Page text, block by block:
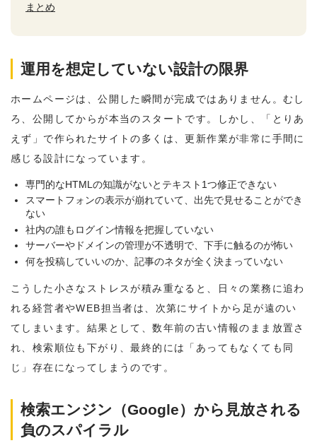
まとめ
運用を想定していない設計の限界
ホームページは、公開した瞬間が完成ではありません。むし
ろ、公開してからが本当のスタートです。しかし、「とりあ
えず」で作られたサイトの多くは、更新作業が非常に手間に
感じる設計になっています。
専門的なHTMLの知識がないとテキスト1つ修正できない
スマートフォンの表示が崩れていて、出先で見せることができ
ない
社内の誰もログイン情報を把握していない
サーバーやドメインの管理が不透明で、下手に触るのが怖い
何を投稿していいのか、記事のネタが全く決まっていない
こうした小さなストレスが積み重なると、日々の業務に追わ
れる経営者やWEB担当者は、次第にサイトから足が遠のい
てしまいます。結果として、数年前の古い情報のまま放置さ
れ、検索順位も下がり、最終的には「あってもなくても同
じ」存在になってしまうのです。
検索エンジン（Google）から見放される
負のスパイラル